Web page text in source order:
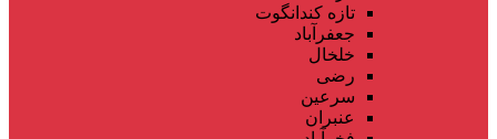
تازه کندانگوت
جعفرآباد
خلخال
رضی
سرعین
عنبران